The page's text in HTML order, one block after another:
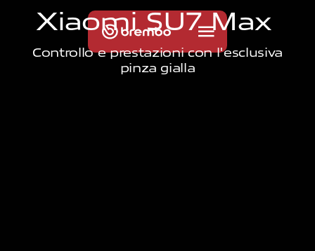
Xiaomi SU7 Max
Controllo e prestazioni con l'esclusiva
pinza gialla